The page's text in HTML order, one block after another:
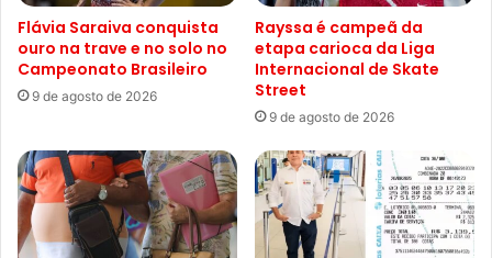
Flávia Saraiva conquista
ouro na trave e no solo no
Campeonato Brasileiro
9 de agosto de 2026
Rayssa é campeã da
etapa carioca da Liga
Internacional de Skate
Street
9 de agosto de 2026